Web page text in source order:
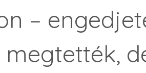
–
megtették,